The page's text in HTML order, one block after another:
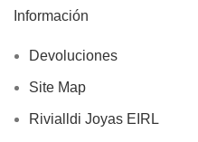
Información
Devoluciones
Site Map
Rivialldi Joyas EIRL